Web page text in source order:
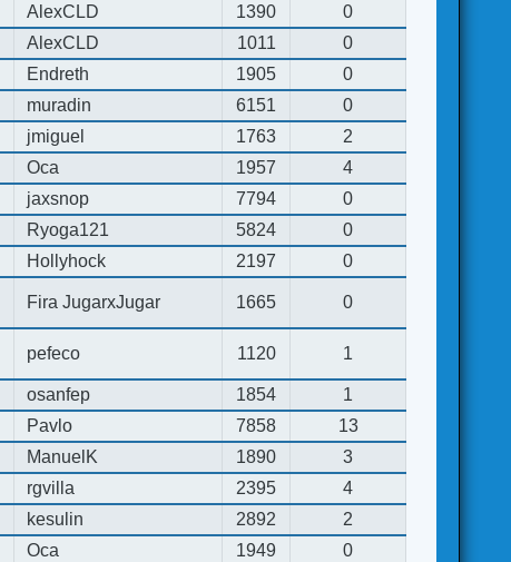
AlexCLD 1390
0
AlexCLD 1011
0
Endreth 1905
0
muradin 6151
0
jmiguel 1763
2
Oca 1957
4
jaxsnop 7794
0
Ryoga121 5824
0
Hollyhock 2197
0
Fira JugarxJugar 1665 0
pefeco 1120 1
osanfep 1854
1
Pavlo 7858
13
ManuelK 1890
3
rgvilla 2395
4
kesulin 2892
2
Oca 1949 0